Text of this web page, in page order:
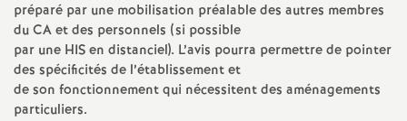
i
g
préparé par une mobilisation préalable des autres membres
duCAet des personnels (si possible
par une HISen distanciel). L’avis pourra permettre de pointer
des spécificités de l’établissement et
de son fonctionnement qui nécessitent des aménagements
particuliers.